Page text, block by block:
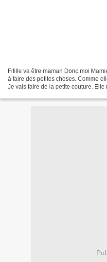
Fifille va être maman Donc moi
à faire des petites choses. Comme
Je vais faire de la petite couture. Elle